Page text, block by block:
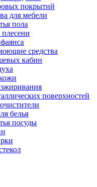
покрытий
для мебели
пола
средства
кабин
поверхностей
белья
посуды